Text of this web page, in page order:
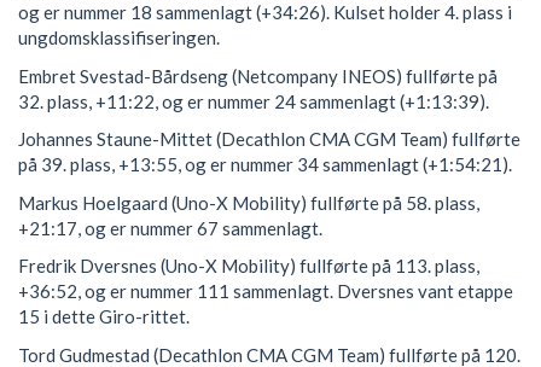
og er nummer 18 sammenlagt (+34:26). Kulset holder 4. plass i
ungdomsklassifiseringen.
Embret Svestad-Bårdseng (Netcompany INEOS) fullførte på
32. plass, +11:22, og er nummer 24 sammenlagt (+1:13:39).
Johannes Staune-Mittet (Decathlon CMA CGM Team) fullførte
på 39. plass, +13:55, og er nummer 34 sammenlagt (+1:54:21).
Markus Hoelgaard (Uno-X Mobility) fullførte på 58. plass,
+21:17, og er nummer 67 sammenlagt.
Fredrik Dversnes (Uno-X Mobility) fullførte på 113. plass,
+36:52, og er nummer 111 sammenlagt. Dversnes vant etappe
15 i dette Giro-rittet.
Tord Gudmestad (Decathlon CMA CGM Team) fullførte på 120.